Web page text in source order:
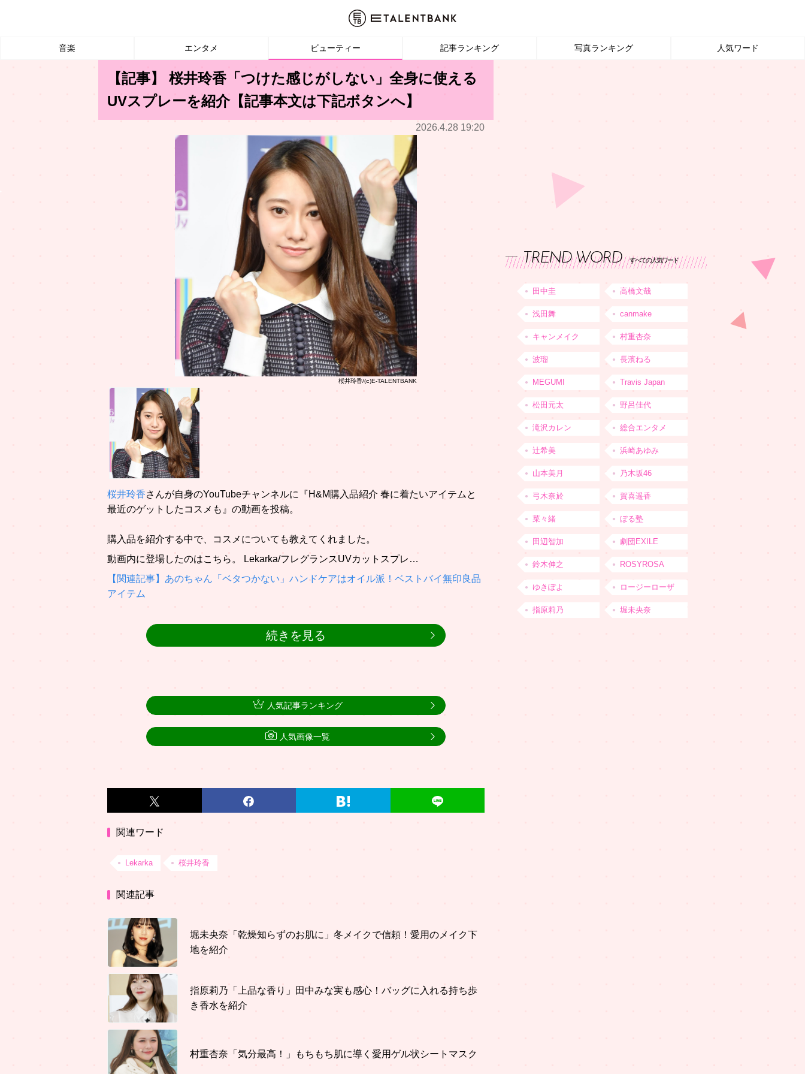
音楽 エンタメ ビューティー 記事ランキング 写真ランキング 人気ワード
【記事】 桜井玲香「つけた感じがしない」全身に使える
UVスプレーを紹介【記事本文は下記ボタンへ】
2026.4.28 19:20
桜井玲香/(ⅽ)E-TALENTBANK
桜井玲香さんが自身のYouTubeチャンネルに『H&M購入品紹介 春に着たいアイテムと
最近のゲットしたコスメも』の動画を投稿。
購入品を紹介する中で、コスメについても教えてくれました。
動画内に登場したのはこちら。 Lekarka/フレグランスUVカットスプレ…
【関連記事】あのちゃん「ベタつかない」ハンドケアはオイル派！ベストバイ無印良品
アイテム
続きを見る
関連ワード
Lekarka 桜井玲香
関連記事
堀未央奈「乾燥知らずのお肌に」冬メイクで信頼！愛用のメイク下
地を紹介
指原莉乃「上品な香り」田中みな実も感心！バッグに入れる持ち歩
き香水を紹介
村重杏奈「気分最高！」もちもち肌に導く愛用ゲル状シートマスク
人気記事ランキング
人気画像一覧
TREND WORD すべての人気ワード
田中圭 高橋文哉
浅田舞 canmake
キャンメイク 村重杏奈
波瑠 長濱ねる
MEGUMI Travis Japan
松田元太 野呂佳代
滝沢カレン 総合エンタメ
辻希美 浜崎あゆみ
山本美月 乃木坂46
弓木奈於 賀喜遥香
菜々緒 ぼる塾
田辺智加 劇団EXILE
鈴木伸之 ROSYROSA
ゆきぽよ ロージーローザ
指原莉乃 堀未央奈